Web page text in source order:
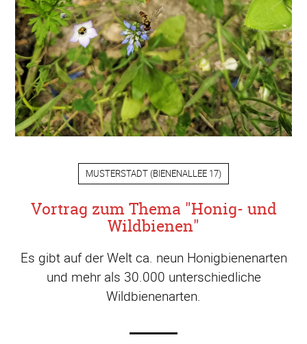
MUSTERSTADT (BIENENALLEE 17)
Vortrag zum Thema "Honig- und
Wildbienen"
Es gibt auf der Welt ca. neun Honigbienenarten
und mehr als 30.000 unterschiedliche
Wildbienenarten.